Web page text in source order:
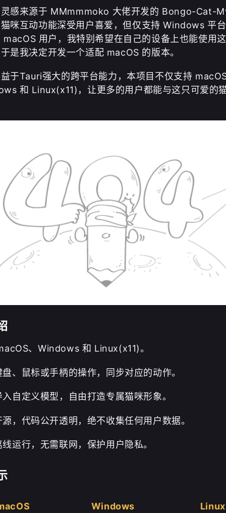
灵感来源于 MMmmmoko 大佬开发的 Bongo-Cat-
咪互动功能深受用户喜爱，但仅支持 Windows 平
macOS 用户，我特别希望在自己的设备上也能使用
是我决定开发一个适配 macOS 的版本。
于Tauri强大的跨平台能力，本项目不仅支持
和 Linux(x11)，让更多的用户都能与这只可爱的
、Windows 和 Linux(x11)。
、鼠标或手柄的操作，同步对应的动作。
自定义模型，自由打造专属猫咪形象。
，代码公开透明，绝不收集任何用户数据。
运行，无需联网，保护用户隐私。
Windows Linux